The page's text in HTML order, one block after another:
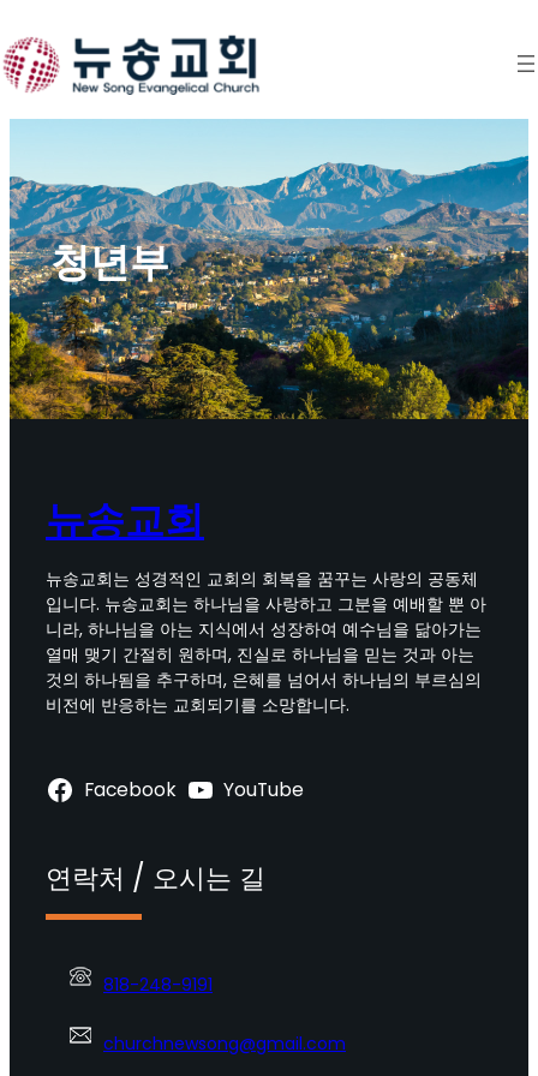
to
content
청년부
뉴송교회
뉴송교회는 성경적인 교회의 회복을 꿈꾸는 사랑의 공동체
입니다. 뉴송교회는 하나님을 사랑하고 그분을 예배할 뿐 아
니라, 하나님을 아는 지식에서 성장하여 예수님을 닮아가는
열매 맺기 간절히 원하며, 진실로 하나님을 믿는 것과 아는
것의 하나됨을 추구하며, 은혜를 넘어서 하나님의 부르심의
비전에 반응하는 교회되기를 소망합니다.
Facebook YouTube
연락처 / 오시는 길
818-248-9191
churchnewsong@gmail.com